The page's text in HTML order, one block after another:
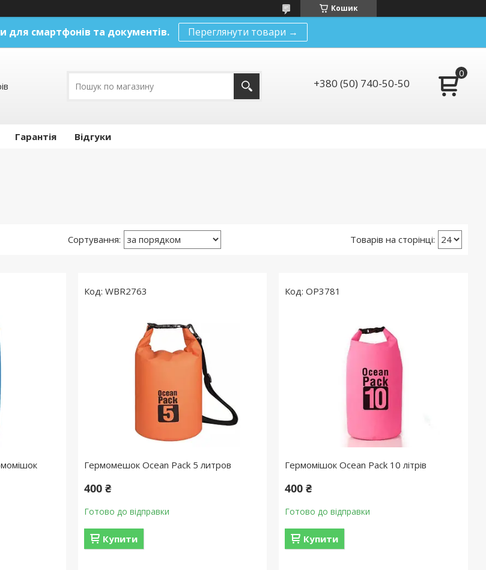
Кошик
для смартфонів та документів. Переглянути товари →
+380 (50) 740-50-50
Гарантія Відгуки
WBR2763
Гермомешок Ocean Pack 5 литров
400 ₴
Готово до відправки
Купити
OP3781
Гермомішок Ocean Pack 10 літрів
400 ₴
Готово до відправки
Купити